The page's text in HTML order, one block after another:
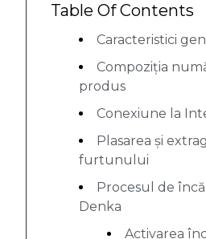
Table Of Contents
Caracteristici
Compoziția
produs
Conexiune la
Plasarea și
furtunului
Procesul de
Denka
Activarea